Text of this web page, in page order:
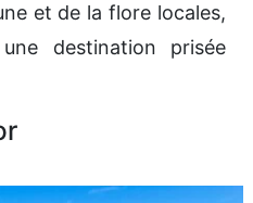
et de la flore locales,
destination prisée